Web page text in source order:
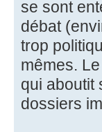
se sont
débat
trop
mêmes.
qui aboutit
dossiers